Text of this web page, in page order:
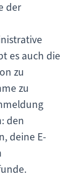
der
es auch die
zu
zu
den
deine E-